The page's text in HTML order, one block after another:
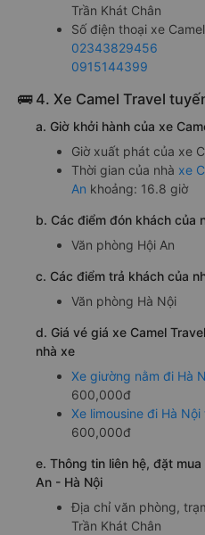
Trần Khát Chân
Số điện thoại xe
02343829456
0915144399
🚌 4. Xe Camel Travel
a. Giờ khởi hành của xe
Giờ xuất phát của xe
Thời gian của nhà xe
An khoảng: 16.8 giờ
b. Các điểm đón khách của
Văn phòng Hội An
c. Các điểm trả khách của
Văn phòng Hà Nội
d. Giá vé giá xe Camel
nhà xe
Xe giường nằm đi Hà
600,000đ
Xe limousine đi Hà Nội
600,000đ
e. Thông tin liên hệ, đặt
An - Hà Nội
Địa chỉ văn phòng,
Trần Khát Chân